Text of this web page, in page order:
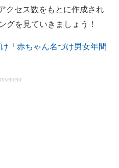
クセス数をもとに作成され
グを見ていきましょう！
「赤ちゃん名づけ男女年間